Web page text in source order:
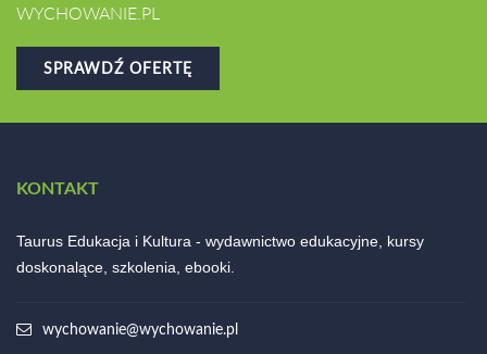
WYCHOWANIE.PL
SPRAWDŹ OFERTĘ
KONTAKT
Taurus Edukacja i Kultura - wydawnictwo edukacyjne, kursy
doskonalące, szkolenia, ebooki.
wychowanie@wychowanie.pl